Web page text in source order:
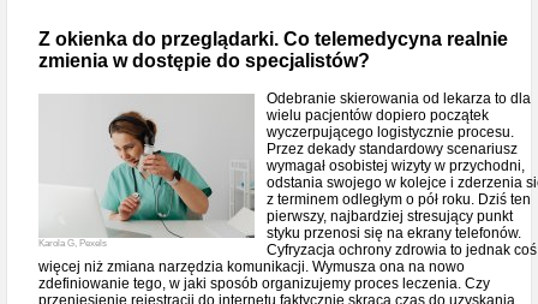
Z okienka do przeglądarki. Co telemedycyna realnie
zmienia w dostępie do specjalistów?
Karola G, Pexels
Odebranie skierowania od lekarza to dla
wielu pacjentów dopiero początek
wyczerpującego logistycznie procesu.
Przez dekady standardowy scenariusz
wymagał osobistej wizyty w przychodni,
odstania swojego w kolejce i zderzenia
z terminem odległym o pół roku. Dziś ten
pierwszy, najbardziej stresujący punkt
styku przenosi się na ekrany telefonów.
Cyfryzacja ochrony zdrowia to jednak coś
więcej niż zmiana narzędzia komunikacji. Wymusza ona na nowo
zdefiniowanie tego, w jaki sposób organizujemy proces leczenia. Czy
przeniesienie rejestracji do internetu faktycznie skraca czas do uzyskania